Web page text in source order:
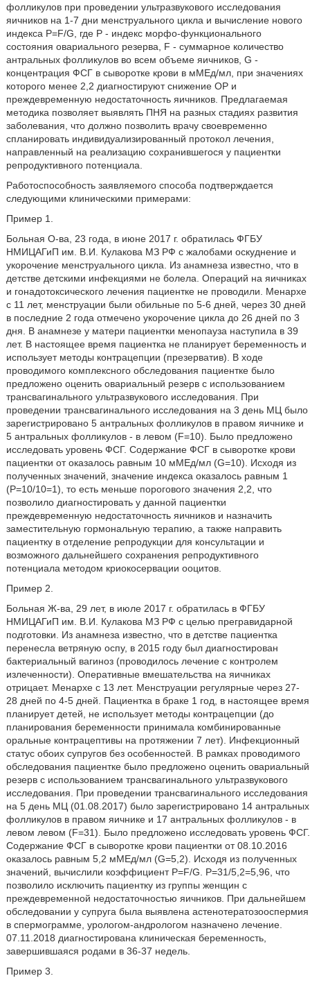
фолликулов при проведении ультразвукового исследования
яичников на 1-7 дни менструального цикла и вычисление нового
индекса P=F/G, где Р - индекс морфо-функционального
состояния овариального резерва, F - суммарное количество
антральных фолликулов во всем объеме яичников, G -
концентрация ФСГ в сыворотке крови в мМЕд/мл, при значениях
которого менее 2,2 диагностируют снижение ОР и
преждевременную недостаточность яичников. Предлагаемая
методика позволяет выявлять ПНЯ на разных стадиях развития
заболевания, что должно позволить врачу своевременно
спланировать индивидуализированный протокол лечения,
направленный на реализацию сохранившегося у пациентки
репродуктивного потенциала.
Работоспособность заявляемого способа подтверждается
следующими клиническими примерами:
Пример 1.
Больная О-ва, 23 года, в июне 2017 г. обратилась ФГБУ
НМИЦАГиП им. В.И. Кулакова МЗ РФ с жалобами оскуднение и
укорочение менструального цикла. Из анамнеза известно, что в
детстве детскими инфекциями не болела. Операций на яичниках
и гонадотоксического лечения пациентке не проводили. Менархе
с 11 лет, менструации были обильные по 5-6 дней, через 30 дней
в последние 2 года отмечено укорочение цикла до 26 дней по 3
дня. В анамнезе у матери пациентки менопауза наступила в 39
лет. В настоящее время пациентка не планирует беременность и
использует методы контрацепции (презерватив). В ходе
проводимого комплексного обследования пациентке было
предложено оценить овариальный резерв с использованием
трансвагинального ультразвукового исследования. При
проведении трансвагинального исследования на 3 день МЦ было
зарегистрировано 5 антральных фолликулов в правом яичнике и
5 антральных фолликулов - в левом (F=10). Было предложено
исследовать уровень ФСГ. Содержание ФСГ в сыворотке крови
пациентки от оказалось равным 10 мМЕд/мл (G=10). Исходя из
полученных значений, значение индекса оказалось равным 1
(Р=10/10=1), то есть меньше порогового значения 2,2, что
позволило диагностировать у данной пациентки
преждевременную недостаточность яичников и назначить
заместительную гормональную терапию, а также направить
пациентку в отделение репродукции для консультации и
возможного дальнейшего сохранения репродуктивного
потенциала методом криокосервации ооцитов.
Пример 2.
Больная Ж-ва, 29 лет, в июле 2017 г. обратилась в ФГБУ
НМИЦАГиП им. В.И. Кулакова МЗ РФ с целью прегравидарной
подготовки. Из анамнеза известно, что в детстве пациентка
перенесла ветряную оспу, в 2015 году был диагностирован
бактериальный вагиноз (проводилось лечение с контролем
излеченности). Оперативные вмешательства на яичниках
отрицает. Менархе с 13 лет. Менструации регулярные через 27-
28 дней по 4-5 дней. Пациентка в браке 1 год, в настоящее время
планирует детей, не использует методы контрацепции (до
планирования беременности принимала комбинированные
оральные контрацептивы на протяжении 7 лет). Инфекционный
статус обоих супругов без особенностей. В рамках проводимого
обследования пациентке было предложено оценить овариальный
резерв с использованием трансвагинального ультразвукового
исследования. При проведении трансвагинального исследования
на 5 день МЦ (01.08.2017) было зарегистрировано 14 антральных
фолликулов в правом яичнике и 17 антральных фолликулов - в
левом левом (F=31). Было предложено исследовать уровень ФСГ.
Содержание ФСГ в сыворотке крови пациентки от 08.10.2016
оказалось равным 5,2 мМЕд/мл (G=5,2). Исходя из полученных
значений, вычислили коэффициент P=F/G. Р=31/5,2=5,96, что
позволило исключить пациентку из группы женщин с
преждевременной недостаточностью яичников. При дальнейшем
обследовании у супруга была выявлена астенотератозооспермия
в спермограмме, урологом-андрологом назначено лечение.
07.11.2018 диагностирована клиническая беременность,
завершившаяся родами в 36-37 недель.
Пример 3.